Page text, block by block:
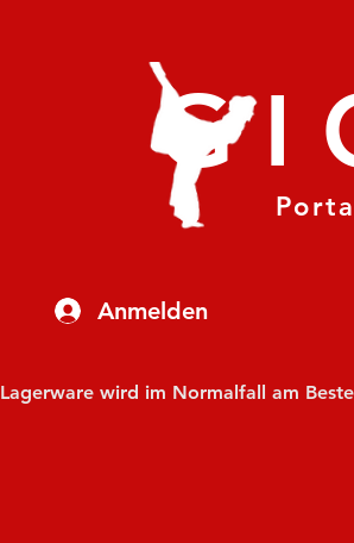
Anmelden
Portal
Lagerware wird im Normalfall am